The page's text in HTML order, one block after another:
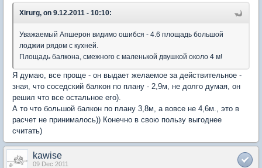
Xirurg, on 9.12.2011 - 10:10:
Уважаемый Апшерон видимо ошибся - 4.6 площадь большой
лоджии рядом с кухней.
Площадь балкона, смежного с маленькой двушкой около 4 м!
Я думаю, все проще - он выдает желаемое за действительное -
зная, что соседский балкон по плану - 2,9м, не долго думая, он
решил что все остальное его).
А то что большой балкон по плану 3,8м, а вовсе не 4,6м., это в
расчет не принималось)) Конечно в свою пользу выгоднее
считать)
kawise
09 Dec 2011